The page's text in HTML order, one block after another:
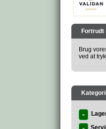
Fortrudt
Brug
ved at
»